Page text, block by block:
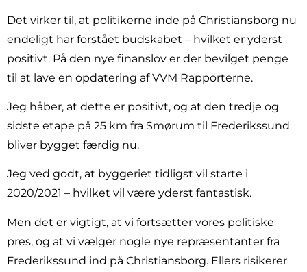
Det virker til, at politikerne inde på Christiansborg nu
endeligt har forstået budskabet – hvilket er yderst
positivt. På den nye finanslov er der bevilget penge
til at lave en opdatering af VVM Rapporterne.
Jeg håber, at dette er positivt, og at den tredje og
sidste etape på 25 km fra Smørum til Frederikssund
bliver bygget færdig nu.
Jeg ved godt, at byggeriet tidligst vil starte i
2020/2021 – hvilket vil være yderst fantastisk.
Men det er vigtigt, at vi fortsætter vores politiske
pres, og at vi vælger nogle nye repræsentanter fra
Frederikssund ind på Christiansborg. Ellers risikerer